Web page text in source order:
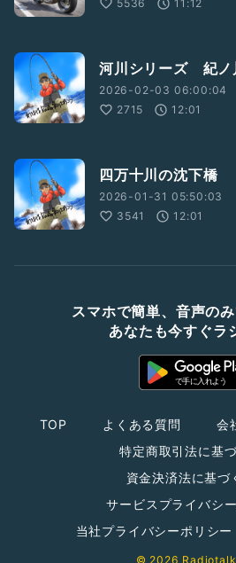
5536
11:12
河川シリーズ 紀ノ
2026-02-03 06:00:04
2715
12:01
四万十川の沈下橋
2026-01-31 05:50:03
3541
12:01
スマホで簡単、音声の
あなたも今すぐラ
TOP よくある質問 会
特定商取引法に基
資金決済法に基づ
サービスプライバシ
当社プライバシーポリシー
© 2026